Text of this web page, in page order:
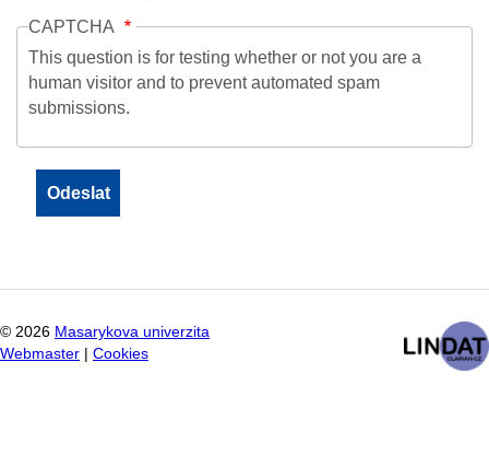
CAPTCHA
This question is for testing whether or not you are a
human visitor and to prevent automated spam
submissions.
© 2026 Masarykova univerzita
Webmaster
Cookies